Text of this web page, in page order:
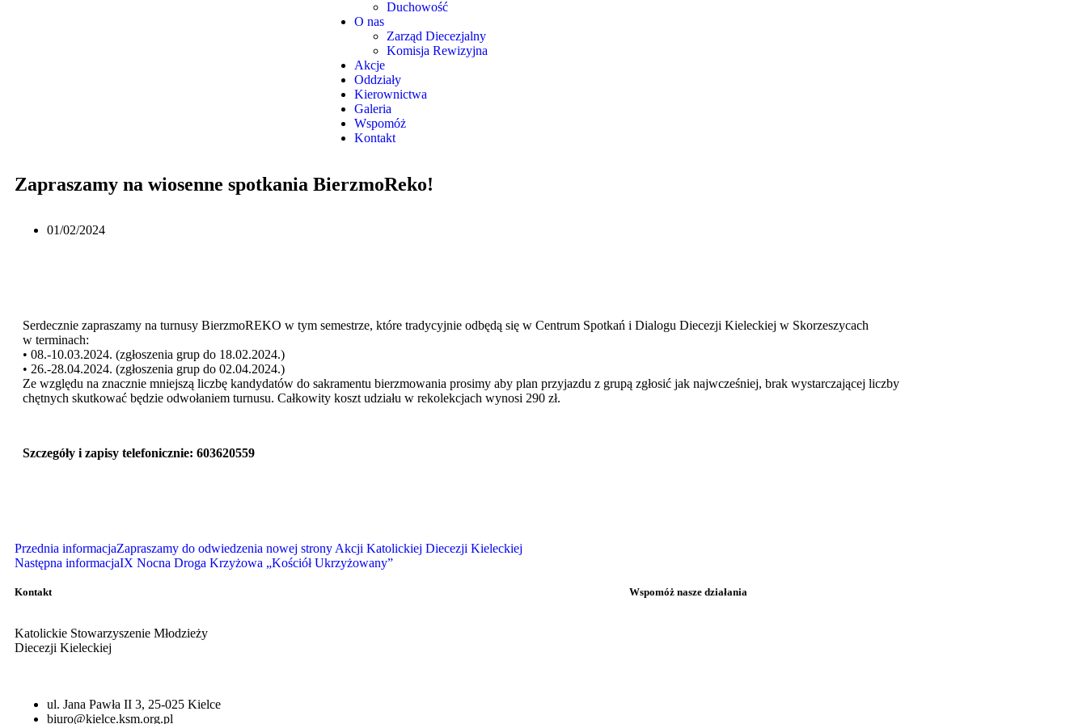
Duchowość
O nas
Zarząd Diecezjalny
Komisja Rewizyjna
Akcje
Oddziały
Kierownictwa
Galeria
Wspomóż
Kontakt
Zapraszamy na wiosenne spotkania BierzmoReko!
01/02/2024
Serdecznie zapraszamy na turnusy BierzmoREKO w tym semestrze, które tradycyjnie odbędą się w Centrum Spotkań i Dialogu Diecezji Kieleckiej w Skorzeszycach
w terminach:
• 08.-10.03.2024. (zgłoszenia grup do 18.02.2024.)
• 26.-28.04.2024. (zgłoszenia grup do 02.04.2024.)
Ze względu na znacznie mniejszą liczbę kandydatów do sakramentu bierzmowania prosimy aby plan przyjazdu z grupą zgłosić jak najwcześniej, brak wystarczającej liczby
chętnych skutkować będzie odwołaniem turnusu. Całkowity koszt udziału w rekolekcjach wynosi 290 zł.
Szczegóły i zapisy telefonicznie: 603620559
Przednia informacjaZapraszamy do odwiedzenia nowej strony Akcji Katolickiej Diecezji Kieleckiej
Następna informacjaIX Nocna Droga Krzyżowa „Kościół Ukrzyżowany”
Kontakt
Katolickie Stowarzyszenie Młodzieży
Diecezji Kieleckiej
ul. Jana Pawła II 3, 25-025 Kielce
biuro@kielce.ksm.org.pl
Wspomóż nasze działania